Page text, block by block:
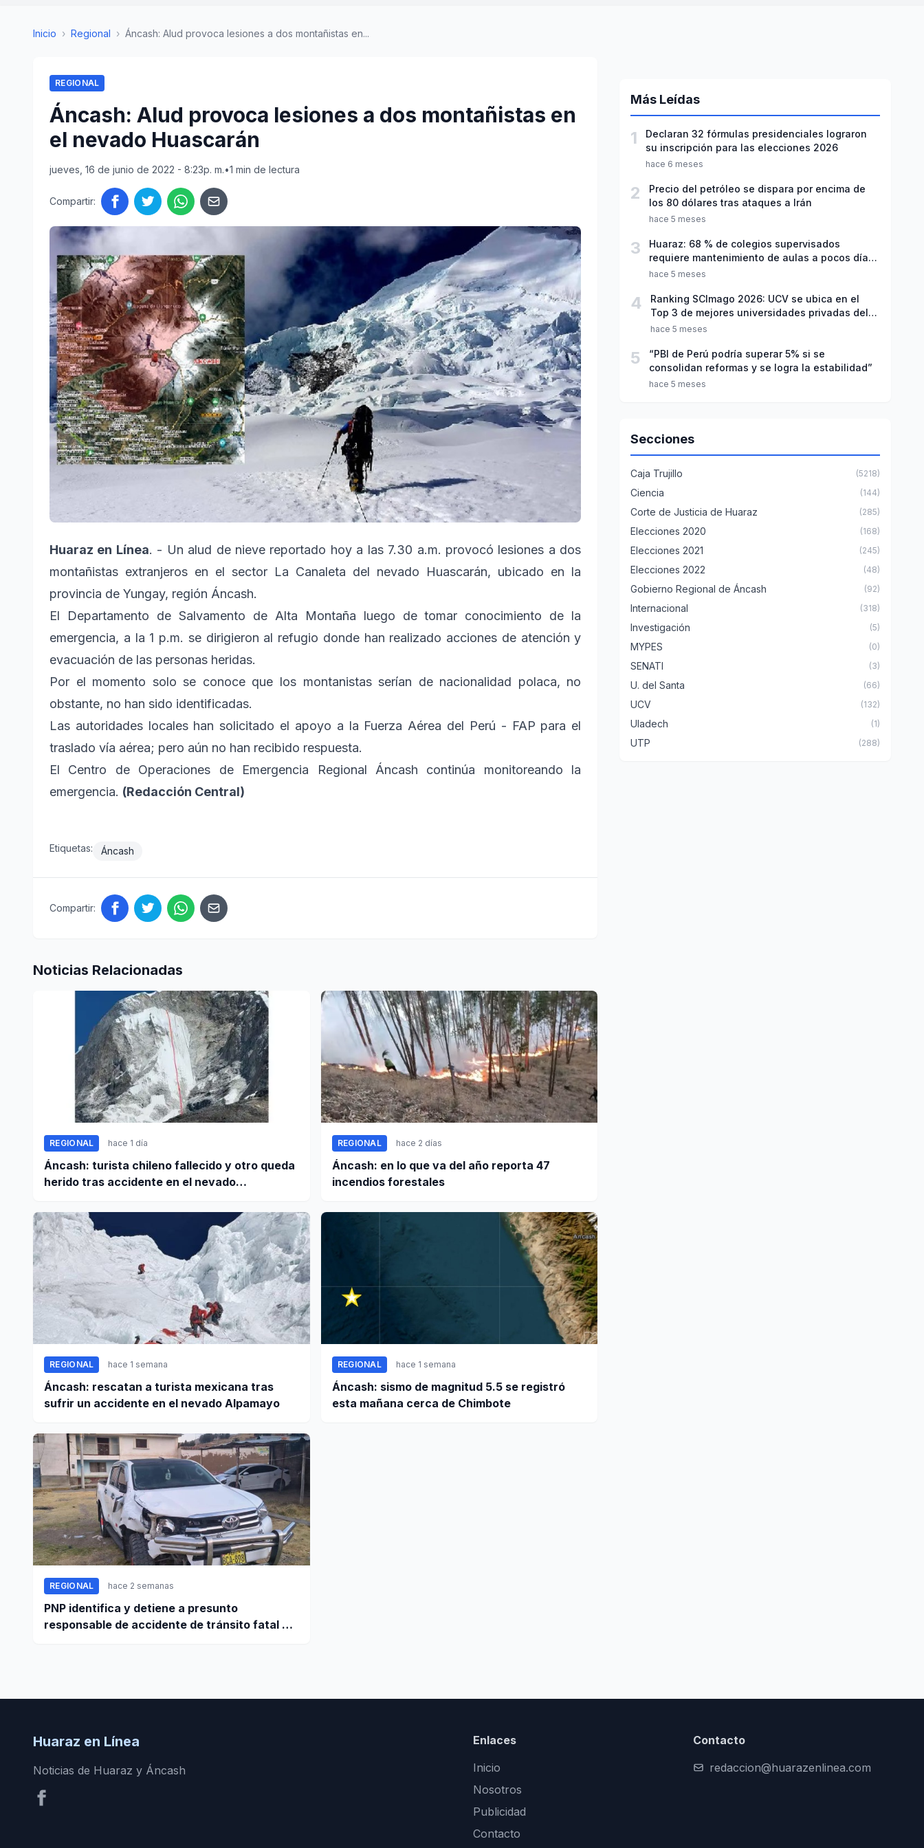
Inicio › Regional › Áncash: Alud provoca lesiones a dos montañistas en...
REGIONAL
Áncash: Alud provoca lesiones a dos montañistas en
el nevado Huascarán
jueves, 16 de junio de 2022 - 8:23p. m.•1 min de lectura
Compartir:
Huaraz en Línea. - Un alud de nieve reportado hoy a las 7.30 a.m. provocó lesiones a dos
montañistas extranjeros en el sector La Canaleta del nevado Huascarán, ubicado en la
provincia de Yungay, región Áncash.
El Departamento de Salvamento de Alta Montaña luego de tomar conocimiento de la
emergencia, a la 1 p.m. se dirigieron al refugio donde han realizado acciones de atención y
evacuación de las personas heridas.
Por el momento solo se conoce que los montanistas serían de nacionalidad polaca, no
obstante, no han sido identificadas.
Las autoridades locales han solicitado el apoyo a la Fuerza Aérea del Perú - FAP para el
traslado vía aérea; pero aún no han recibido respuesta.
El Centro de Operaciones de Emergencia Regional Áncash continúa monitoreando la
emergencia. (Redacción Central)
Etiquetas: Áncash
Compartir:
Noticias Relacionadas
REGIONAL hace 1 día
Áncash: turista chileno fallecido y otro queda
herido tras accidente en el nevado
REGIONAL hace 2 días
Áncash: en lo que va del año reporta 47
incendios forestales
REGIONAL hace 1 semana
Áncash: rescatan a turista mexicana tras
sufrir un accidente en el nevado Alpamayo
REGIONAL hace 1 semana
Áncash: sismo de magnitud 5.5 se registró
esta mañana cerca de Chimbote
REGIONAL hace 2 semanas
PNP identifica y detiene a presunto
responsable de accidente de tránsito fatal en
Más Leídas
1
Declaran 32 fórmulas presidenciales lograron
su inscripción para las elecciones 2026
hace 6 meses
2
Precio del petróleo se dispara por encima de
los 80 dólares tras ataques a Irán
hace 5 meses
3
Huaraz: 68 % de colegios supervisados
requiere mantenimiento de aulas a pocos días
de inicio del año escolar 2026
hace 5 meses
4
Ranking SCImago 2026: UCV se ubica en el
Top 3 de mejores universidades privadas del
Perú
hace 5 meses
5
“PBI de Perú podría superar 5% si se
consolidan reformas y se logra la estabilidad”
hace 5 meses
Secciones
Caja Trujillo (5218)
Ciencia (144)
Corte de Justicia de Huaraz (285)
Elecciones 2020 (168)
Elecciones 2021 (245)
Elecciones 2022 (48)
Gobierno Regional de Áncash (92)
Internacional (318)
Investigación (5)
MYPES (0)
SENATI (3)
U. del Santa (66)
UCV (132)
Uladech (1)
UTP (288)
Huaraz en Línea
Noticias de Huaraz y Áncash
Enlaces
Inicio
Nosotros
Publicidad
Contacto
Contacto
redaccion@huarazenlinea.com